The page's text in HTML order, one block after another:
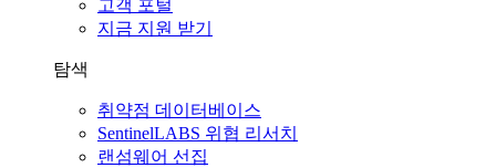
고객 포털
지금 지원 받기
탐색
취약점 데이터베이스
SentinelLABS 위협 리서치
랜섬웨어 선집